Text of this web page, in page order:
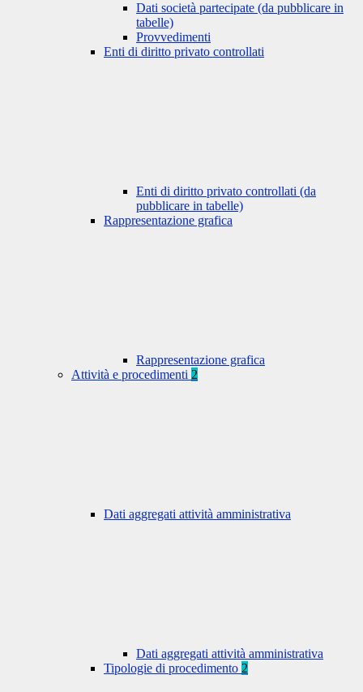
Dati società partecipate (da pubblicare in
tabelle)
Provvedimenti
Enti di diritto privato controllati
Enti di diritto privato controllati (da
pubblicare in tabelle)
Rappresentazione grafica
Rappresentazione grafica
Attività e procedimenti 2
Dati aggregati attività amministrativa
Dati aggregati attività amministrativa
Tipologie di procedimento 2